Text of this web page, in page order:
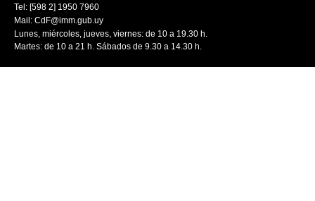
Tel: [598 2] 1950 7960
Mail: CdF@imm.gub.uy
Lunes, miércoles, jueves, viernes: de 10 a 19.30 h.
Martes: de 10 a 21 h. Sábados de 9.30 a 14.30 h.